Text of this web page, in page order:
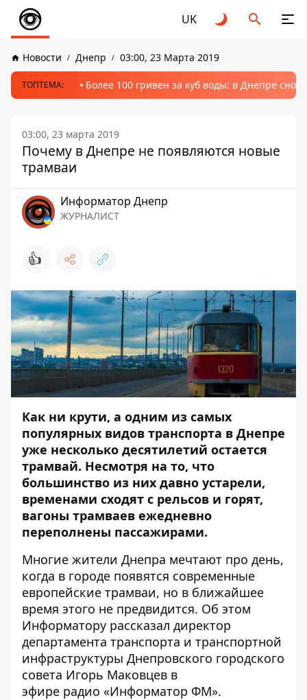
UK
Новости Днепр 03:00, 23 Марта 2019
ТОПТЕМА: Более 100 гривен за куб воды: в Днепре
03:00, 23 марта 2019
Почему в Днепре не появляются новые
трамваи
Информатор Днепр
ЖУРНАЛИСТ
👍
Как ни крути, а одним из самых
популярных видов транспорта в Днепре
уже несколько десятилетий остается
трамвай. Несмотря на то, что
большинство из них давно устарели,
временами сходят с рельсов и горят,
вагоны трамваев ежедневно
переполнены пассажирами.
Многие жители Днепра мечтают про день,
когда в городе появятся современные
европейские трамваи, но в ближайшее
время этого не предвидится. Об этом
Информатору рассказал директор
департамента транспорта и транспортной
инфраструктуры Днепровского городского
совета Игорь Маковцев в
эфире радио «Информатор ФМ».